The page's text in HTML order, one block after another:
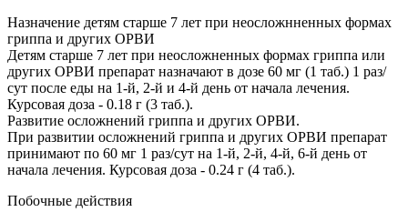
Назначение детям старше 7 лет при неосложнненных формах
гриппа и других ОРВИ
Детям старше 7 лет при неосложненных формах гриппа или
других ОРВИ препарат назначают в дозе 60 мг (1 таб.) 1 раз/
сут после еды на 1-й, 2-й и 4-й день от начала лечения.
Курсовая доза - 0.18 г (3 таб.).
Развитие осложнений гриппа и других ОРВИ.
При развитии осложнений гриппа и других ОРВИ препарат
принимают по 60 мг 1 раз/сут на 1-й, 2-й, 4-й, 6-й день от
начала лечения. Курсовая доза - 0.24 г (4 таб.).
Побочные действия